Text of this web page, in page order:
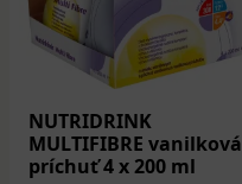
NUTRIDRINK
MULTIFIBRE vanilková
príchuť 4 x 200 ml